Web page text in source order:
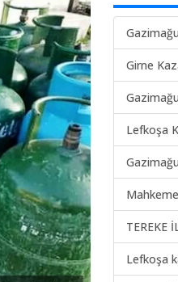
Girne
Lefkoşa
TEREKE
Lefkoşa